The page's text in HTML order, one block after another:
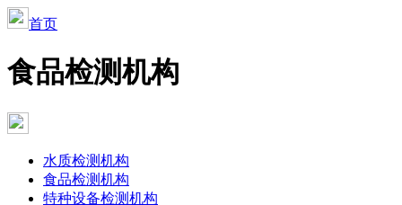
首页
食品检测机构
水质检测机构
食品检测机构
特种设备检测机构